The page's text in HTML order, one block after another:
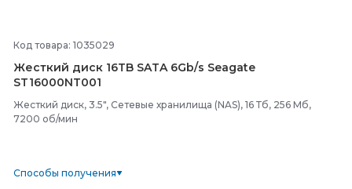
Код товара: 1035029
Жесткий диск 16TB SATA 6Gb/s Seagate
ST16000NT001
Жесткий диск, 3.5", Сетевые хранилища (NAS), 16 Тб, 256 Мб,
7200 об/мин
Способы получения